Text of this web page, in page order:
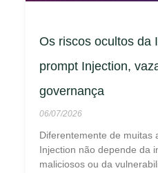
Os riscos ocultos da
prompt Injection,
governança
06/07/2026
Diferentemente de muitas
Injection não depende da
maliciosos ou da